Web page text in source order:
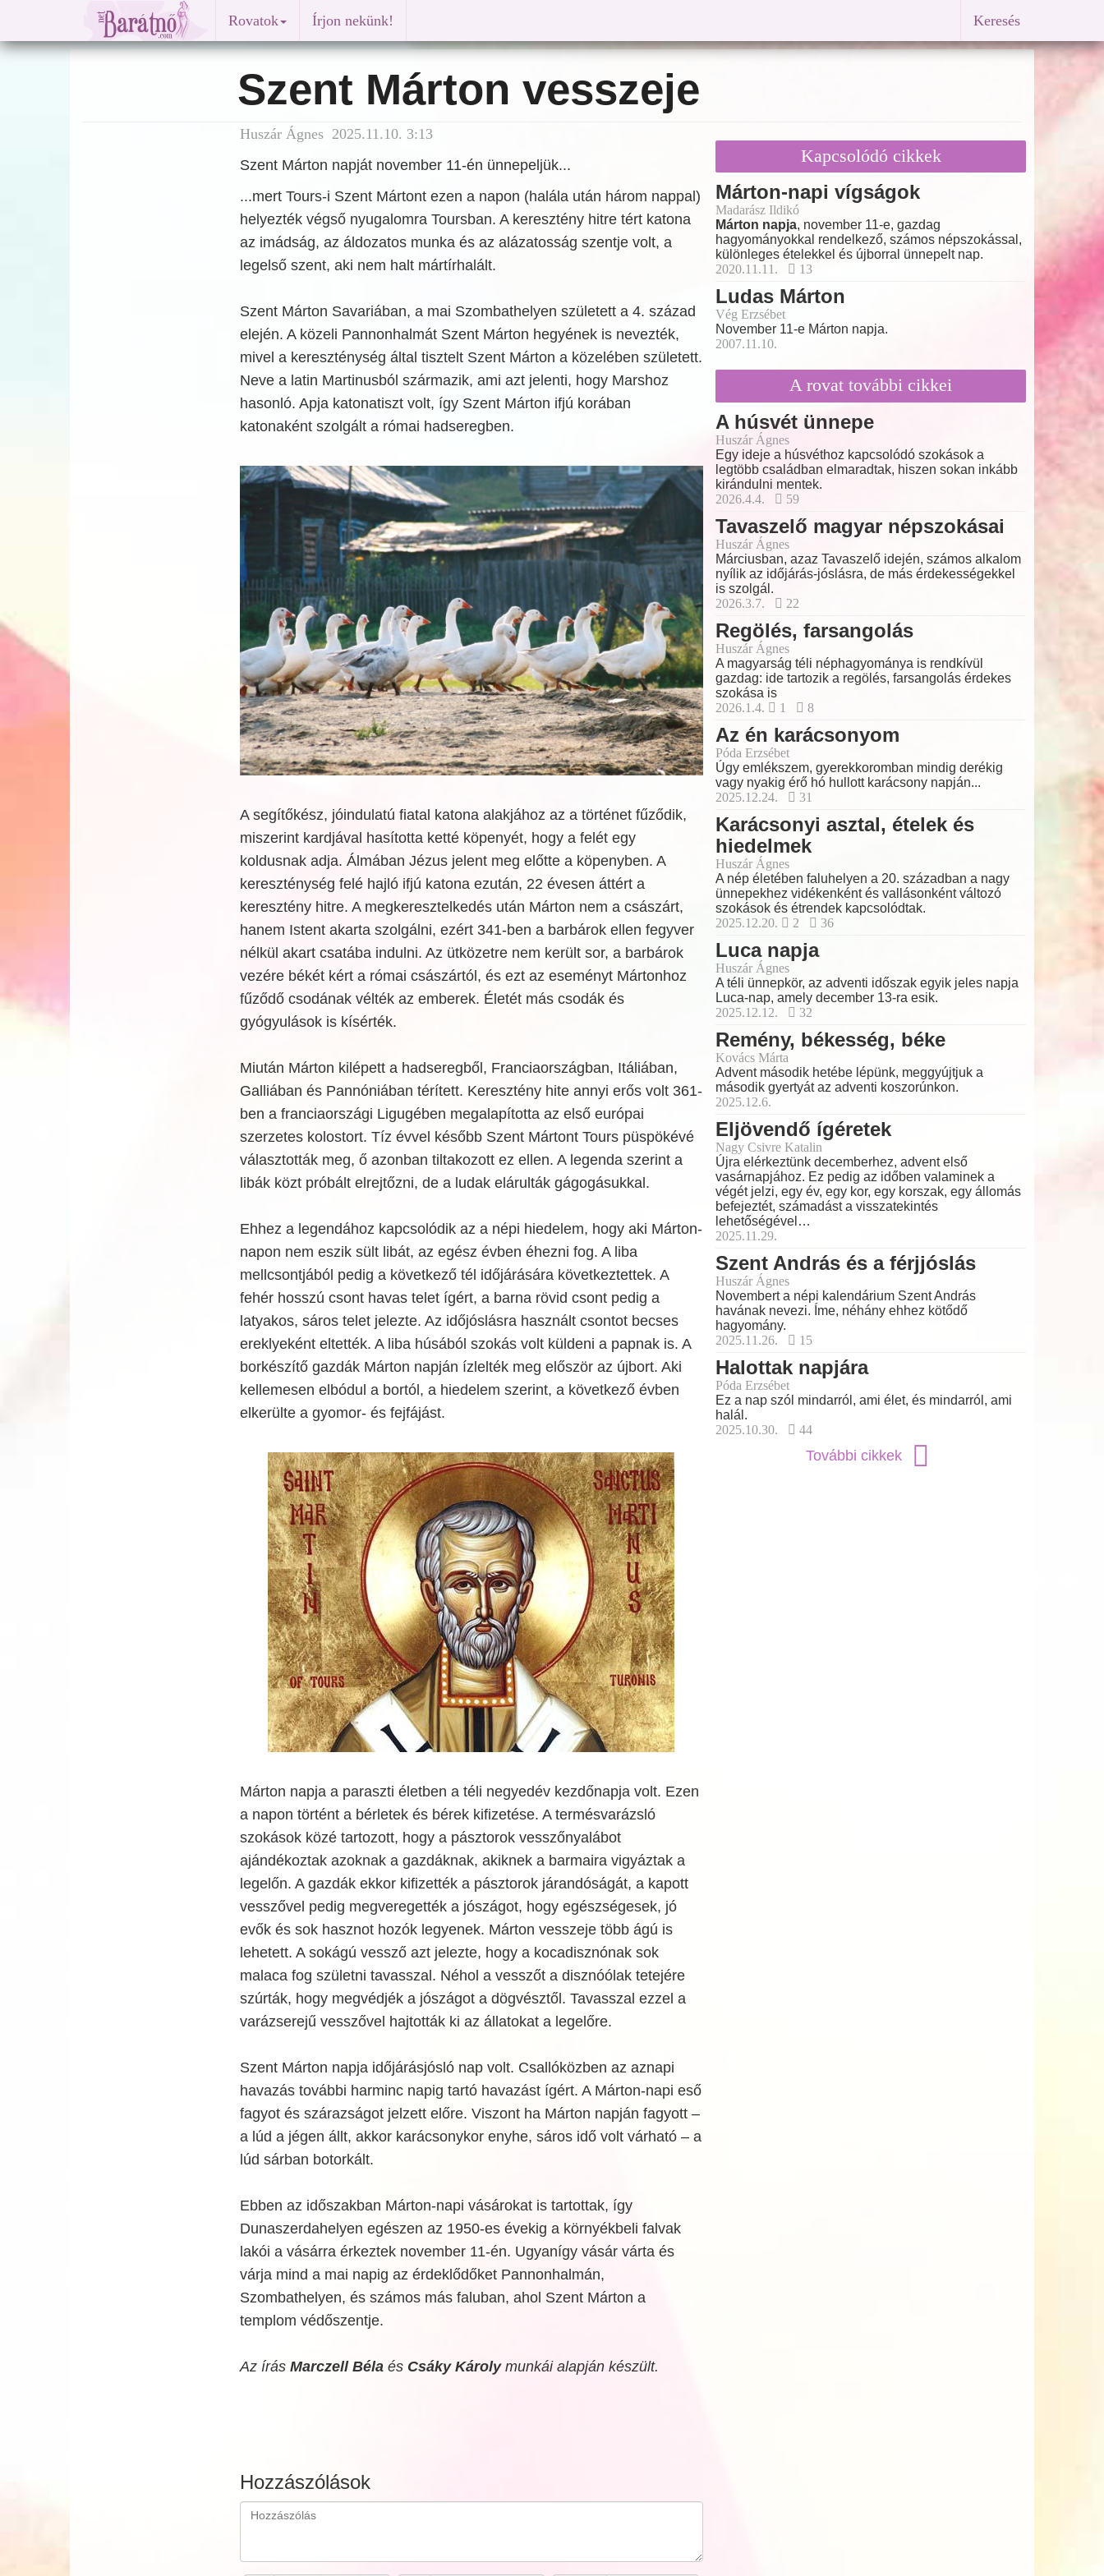
Rovatok Írjon nekünk! Keresés
Szent Márton vesszeje
Huszár Ágnes 2025.11.10. 3:13
Szent Márton napját november 11-én ünnepeljük...
...mert Tours-i Szent Mártont ezen a napon (halála után három nappal)
helyezték végső nyugalomra Toursban. A keresztény hitre tért katona
az imádság, az áldozatos munka és az alázatosság szentje volt, a
legelső szent, aki nem halt mártírhalált.
Szent Márton Savariában, a mai Szombathelyen született a 4. század
elején. A közeli Pannonhalmát Szent Márton hegyének is nevezték,
mivel a kereszténység által tisztelt Szent Márton a közelében született.
Neve a latin Martinusból származik, ami azt jelenti, hogy Marshoz
hasonló. Apja katonatiszt volt, így Szent Márton ifjú korában
katonaként szolgált a római hadseregben.
A segítőkész, jóindulatú fiatal katona alakjához az a történet fűződik,
miszerint kardjával hasította ketté köpenyét, hogy a felét egy
koldusnak adja. Álmában Jézus jelent meg előtte a köpenyben. A
kereszténység felé hajló ifjú katona ezután, 22 évesen áttért a
keresztény hitre. A megkeresztelkedés után Márton nem a császárt,
hanem Istent akarta szolgálni, ezért 341-ben a barbárok ellen fegyver
nélkül akart csatába indulni. Az ütközetre nem került sor, a barbárok
vezére békét kért a római császártól, és ezt az eseményt Mártonhoz
fűződő csodának vélték az emberek. Életét más csodák és
gyógyulások is kísérték.
Miután Márton kilépett a hadseregből, Franciaországban, Itáliában,
Galliában és Pannóniában térített. Keresztény hite annyi erős volt 361-
ben a franciaországi Ligugében megalapította az első európai
szerzetes kolostort. Tíz évvel később Szent Mártont Tours püspökévé
választották meg, ő azonban tiltakozott ez ellen. A legenda szerint a
libák közt próbált elrejtőzni, de a ludak elárulták gágogásukkal.
Ehhez a legendához kapcsolódik az a népi hiedelem, hogy aki Márton-
napon nem eszik sült libát, az egész évben éhezni fog. A liba
mellcsontjából pedig a következő tél időjárására következtettek. A
fehér hosszú csont havas telet ígért, a barna rövid csont pedig a
latyakos, sáros telet jelezte. Az időjóslásra használt csontot becses
ereklyeként eltették. A liba húsából szokás volt küldeni a papnak is. A
borkészítő gazdák Márton napján ízlelték meg először az újbort. Aki
kellemesen elbódul a bortól, a hiedelem szerint, a következő évben
elkerülte a gyomor- és fejfájást.
Márton napja a paraszti életben a téli negyedév kezdőnapja volt. Ezen
a napon történt a bérletek és bérek kifizetése. A termésvarázsló
szokások közé tartozott, hogy a pásztorok vesszőnyalábot
ajándékoztak azoknak a gazdáknak, akiknek a barmaira vigyáztak a
legelőn. A gazdák ekkor kifizették a pásztorok járandóságát, a kapott
vesszővel pedig megveregették a jószágot, hogy egészségesek, jó
evők és sok hasznot hozók legyenek. Márton vesszeje több ágú is
lehetett. A sokágú vessző azt jelezte, hogy a kocadisznónak sok
malaca fog születni tavasszal. Néhol a vesszőt a disznóólak tetejére
szúrták, hogy megvédjék a jószágot a dögvésztől. Tavasszal ezzel a
varázserejű vesszővel hajtották ki az állatokat a legelőre.
Szent Márton napja időjárásjósló nap volt. Csallóközben az aznapi
havazás további harminc napig tartó havazást ígért. A Márton-napi eső
fagyot és szárazságot jelzett előre. Viszont ha Márton napján fagyott –
a lúd a jégen állt, akkor karácsonykor enyhe, sáros idő volt várható – a
lúd sárban botorkált.
Ebben az időszakban Márton-napi vásárokat is tartottak, így
Dunaszerdahelyen egészen az 1950-es évekig a környékbeli falvak
lakói a vásárra érkeztek november 11-én. Ugyanígy vásár várta és
várja mind a mai napig az érdeklődőket Pannonhalmán,
Szombathelyen, és számos más faluban, ahol Szent Márton a
templom védőszentje.
Az írás Marczell BélaésCsáky Károlymunkái alapján készült.
Hozzászólások
Kapcsolódó cikkek
Márton-napi vígságok
Madarász Ildikó
Márton napja, november 11-e, gazdag
hagyományokkal rendelkező, számos népszokással,
különleges ételekkel és újborral ünnepelt nap.
2020.11.11.
13
Ludas Márton
Vég Erzsébet
November 11-e Márton napja.
2007.11.10.
A rovat további cikkei
A húsvét ünnepe
Huszár Ágnes
Egy ideje a húsvéthoz kapcsolódó szokások a
legtöbb családban elmaradtak, hiszen sokan inkább
kirándulni mentek.
2026.4.4.
59
Tavaszelő magyar népszokásai
Huszár Ágnes
Márciusban, azaz Tavaszelő idején, számos alkalom
nyílik az időjárás-jóslásra, de más érdekességekkel
is szolgál.
2026.3.7.
22
Regölés, farsangolás
Huszár Ágnes
A magyarság téli néphagyománya is rendkívül
gazdag: ide tartozik a regölés, farsangolás érdekes
szokása is
2026.1.4.
1 8
Az én karácsonyom
Póda Erzsébet
Úgy emlékszem, gyerekkoromban mindig derékig
vagy nyakig érő hó hullott karácsony napján...
2025.12.24.
31
Karácsonyi asztal, ételek és
hiedelmek
Huszár Ágnes
A nép életében faluhelyen a 20. században a nagy
ünnepekhez vidékenként és vallásonként változó
szokások és étrendek kapcsolódtak.
2025.12.20.
2 36
Luca napja
Huszár Ágnes
A téli ünnepkör, az adventi időszak egyik jeles napja
Luca-nap, amely december 13-ra esik.
2025.12.12.
32
Remény, békesség, béke
Kovács Márta
Advent második hetébe lépünk, meggyújtjuk a
második gyertyát az adventi koszorúnkon.
2025.12.6.
Eljövendő ígéretek
Nagy Csivre Katalin
Újra elérkeztünk decemberhez, advent első
vasárnapjához. Ez pedig az időben valaminek a
végét jelzi, egy év, egy kor, egy korszak, egy állomás
befejeztét, számadást a visszatekintés
lehetőségével…
2025.11.29.
Szent András és a férjjóslás
Huszár Ágnes
Novembert a népi kalendárium Szent András
havának nevezi. Íme, néhány ehhez kötődő
hagyomány.
2025.11.26.
15
Halottak napjára
Póda Erzsébet
Ez a nap szól mindarról, ami élet, és mindarról, ami
halál.
2025.10.30.
44
További cikkek